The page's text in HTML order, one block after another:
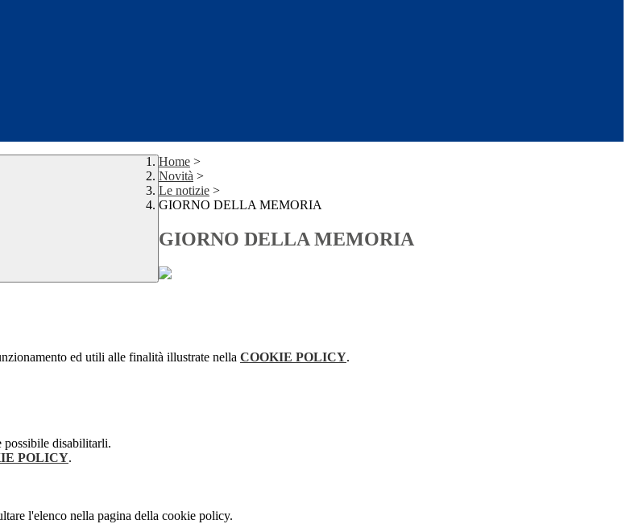
Home >
Novità >
Le notizie >
GIORNO DELLA MEMORIA
GIORNO DELLA MEMORIA
ed utili alle finalità illustrate nella COOKIE POLICY.
possibile disabilitarli.
POLICY.
l'elenco nella pagina della cookie policy.